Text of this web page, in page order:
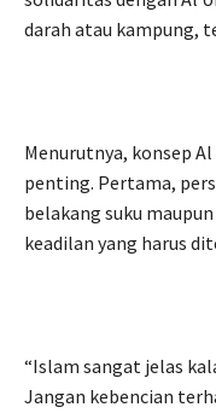
darah atau kampung,
Menurutnya, konsep
penting. Pertama,
belakang suku
keadilan yang harus
“Islam sangat jelas
Jangan kebencian